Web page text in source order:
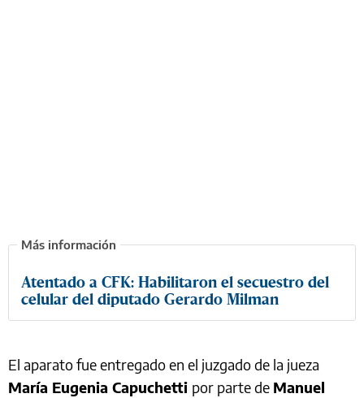
Atentado a CFK: Habilitaron el secuestro del
celular del diputado Gerardo Milman
El aparato fue entregado en el juzgado de la jueza
María Eugenia Capuchetti por parte de Manuel